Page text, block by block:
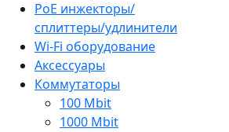
PoE инжекторы/
сплиттеры/удлинители
Wi-Fi оборудование
Аксессуары
Коммутаторы
100 Mbit
1000 Mbit